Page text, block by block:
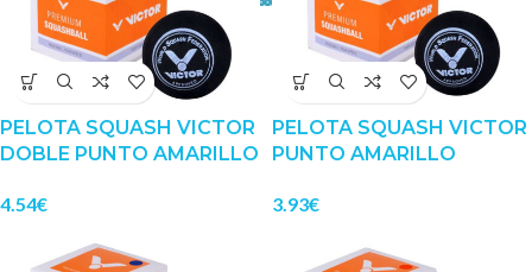
PELOTA SQUASH VICTOR
DOBLE PUNTO AMARILLO
4.54€
PELOTA SQUASH VICTOR
PUNTO AMARILLO
3.93€